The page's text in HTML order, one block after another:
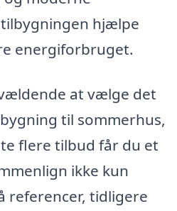
hjælpe
energiforbruget.
at vælge det
til sommerhus,
flere tilbud får du et
ikke kun
referencer, tidligere